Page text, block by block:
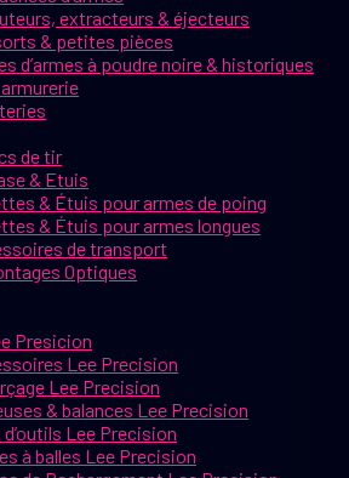
extracteurs & éjecteurs
& petites pièces
d’armes à poudre noire & historiques
de tir
& Etuis
& Étuis pour armes de poing
& Étuis pour armes longues
de transport
Optiques
Presicion
Lee Precision
Lee Precision
& balances Lee Precision
Lee Precision
à balles Lee Precision